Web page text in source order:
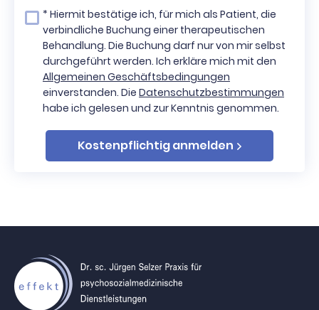
* Hiermit bestätige ich, für mich als Patient, die
verbindliche Buchung einer therapeutischen
Behandlung. Die Buchung darf nur von mir selbst
durchgeführt werden. Ich erkläre mich mit den
Allgemeinen Geschäftsbedingungen
einverstanden. Die Datenschutzbestimmungen
habe ich gelesen und zur Kenntnis genommen.
Kostenpflichtig anmelden